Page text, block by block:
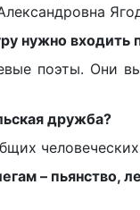
нужно
поэты. Они
дружба?
– пьянство,